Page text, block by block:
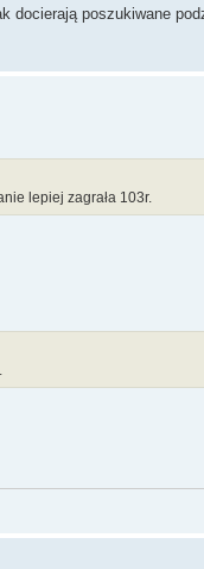
docierają poszukiwane
lepiej zagrała 103r.